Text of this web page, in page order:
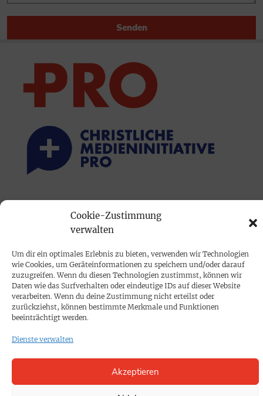
Cookie-Zustimmung
verwalten
Um dir ein optimales Erlebnis zu bieten, verwenden wir Technologien
wie Cookies, um Geräteinformationen zu speichern und/oder darauf
zuzugreifen. Wenn du diesen Technologien zustimmst, können wir
Daten wie das Surfverhalten oder eindeutige IDs auf dieser Website
verarbeiten. Wenn du deine Zustimmung nicht erteilst oder
zurückziehst, können bestimmte Merkmale und Funktionen
beeinträchtigt werden.
Dienste verwalten
Akzeptieren
Senden
PROKOMPAKT
Impressum
SPENDEN
KONTAKT